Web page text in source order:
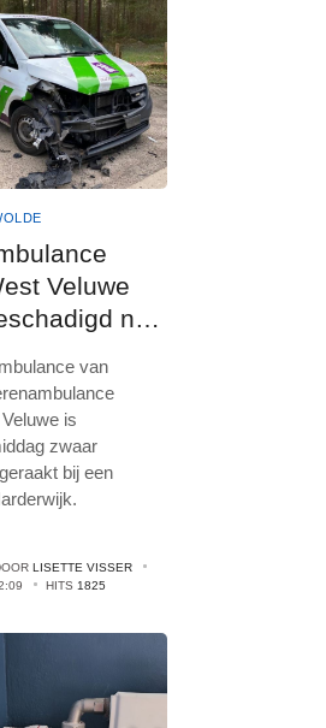
Veluwe
na
van
is
zwaar
bij een
LISETTE VISSER
HITS 1825